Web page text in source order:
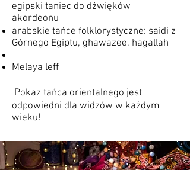
egipski taniec do dźwięków
akordeonu
arabskie tańce folklorystyczne: saidi z
Górnego Egiptu, ghawazee, hagallah
Melaya leff
Pokaz tańca orientalnego jest
odpowiedni dla widzów w każdym
wieku!